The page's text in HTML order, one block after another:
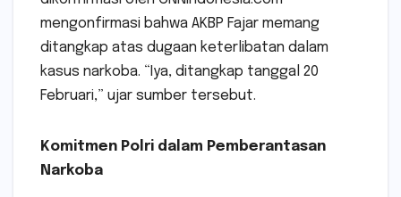
mengonfirmasi bahwa AKBP Fajar memang
ditangkap atas dugaan keterlibatan dalam
kasus narkoba. “Iya, ditangkap tanggal 20
Februari,” ujar sumber tersebut.
Komitmen Polri dalam Pemberantasan
Narkoba